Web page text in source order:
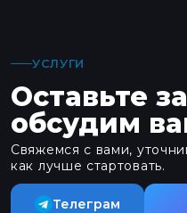
УСЛУГИ
Оставьте
обсудим
Свяжемся с вами,
как лучше стартовать.
Телеграм